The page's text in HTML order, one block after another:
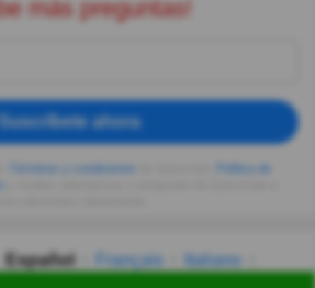
más preguntas!
Suscríbete ahora
Español Français
Italiano